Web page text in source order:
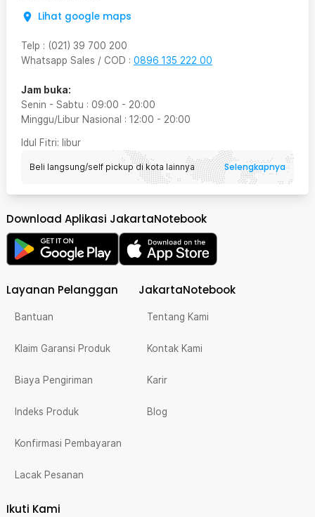
Lihat google maps
Telp : (021) 39 700 200
Whatsapp Sales / COD : 0896 135 222 00
Jam buka:
Senin - Sabtu : 09:00 - 20:00
Minggu/Libur Nasional : 12:00 - 20:00
Idul Fitri: libur
Beli langsung/self pickup di kota lainnya Selengkapnya
Download Aplikasi JakartaNotebook
Layanan Pelanggan
Bantuan
Klaim Garansi Produk
Biaya Pengiriman
Indeks Produk
Konfirmasi Pembayaran
Lacak Pesanan
JakartaNotebook
Tentang Kami
Kontak Kami
Karir
Blog
Ikuti Kami